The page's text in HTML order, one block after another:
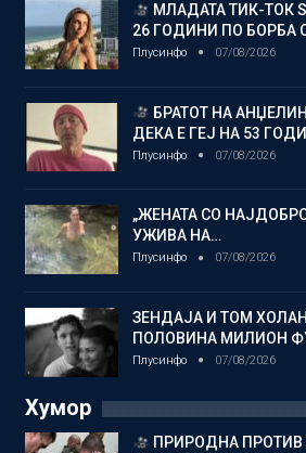
МЛАДАТА ТИК-ТОК
26 ГОДИНИ ПО БОРБА
Плусинфо 07/08/2026
БРАТОТ НА
ДЕКА Е ГЕЈ НА 53
Плусинфо 07/08/2026
„ЖЕНАТА СО
УЖИВА НА…
Плусинфо 07/08/2026
ЗЕНДАЈА И ТОМ
ПОЛОВИНА МИЛИОН
Плусинфо 07/08/2026
Хумор
ПРИРОДНА